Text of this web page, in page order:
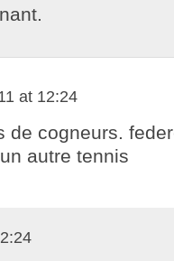
at 12:24
de cogneurs.
autre tennis